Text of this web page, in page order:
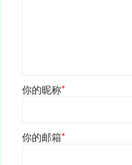
你的昵称*
你的邮箱*